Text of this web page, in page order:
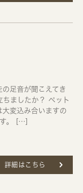
足音が聞こえてき
ちましたか？ ペット
変込み合いますの
。 […]
詳細はこちら